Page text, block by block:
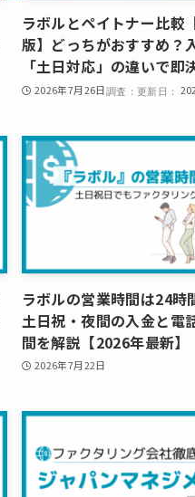
ラボルとペイトナー比較
版】どっちがおすすめ？
「土日対応」の違いで即
2026年7月26日
ラボルの営業時間は24時
土日祝・夜間の入金と電
間を解説【2026年最新】
2026年7月22日